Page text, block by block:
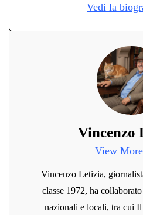
Vedi la
Vincenzo
View
Vincenzo Letizia,
classe 1972, ha
nazionali e locali, tra cui